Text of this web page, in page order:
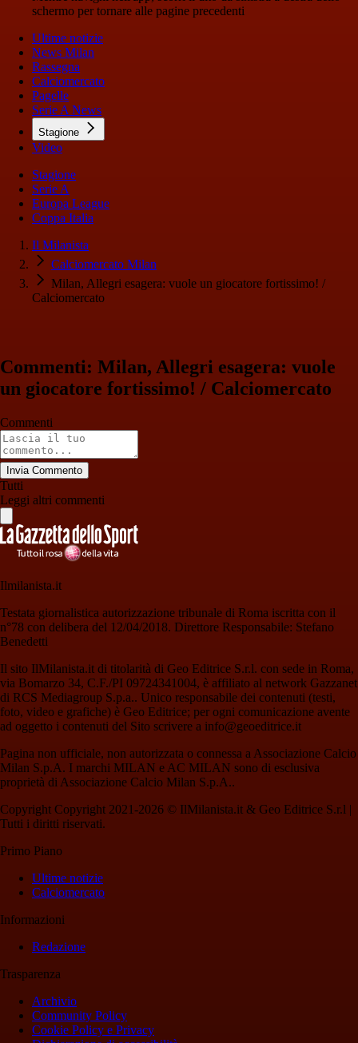
schermo per tornare alle pagine precedenti
Ultime notizie
News Milan
Rassegna
Calciomercato
Pagelle
Serie A News
Stagione
Video
Stagione
Serie A
Europa League
Coppa Italia
Il Milanista
Calciomercato Milan
Milan, Allegri esagera: vuole un giocatore fortissimo! /
Calciomercato
Commenti: Milan, Allegri esagera: vuole
un giocatore fortissimo! / Calciomercato
Commenti
Invia Commento
Tutti
Leggi altri commenti
Ilmilanista.it
Testata giornalistica autorizzazione tribunale di Roma iscritta con il
n°78 con delibera del 12/04/2018. Direttore Responsabile: Stefano
Benedetti
Il sito IlMilanista.it di titolarità di Geo Editrice S.r.l. con sede in Roma,
via Bomarzo 34, C.F./PI 09724341004, è affiliato al network Gazzanet
di RCS Mediagroup S.p.a.. Unico responsabile dei contenuti (testi,
foto, video e grafiche) è Geo Editrice; per ogni comunicazione avente
ad oggetto i contenuti del Sito scrivere a info@geoeditrice.it
Pagina non ufficiale, non autorizzata o connessa a Associazione Calcio
Milan S.p.A. I marchi MILAN e AC MILAN sono di esclusiva
proprietà di Associazione Calcio Milan S.p.A..
Copyright Copyright 2021-2026 © IlMilanista.it & Geo Editrice S.r.l |
Tutti i diritti riservati.
Primo Piano
Ultime notizie
Calciomercato
Informazioni
Redazione
Trasparenza
Archivio
Community Policy
Cookie Policy e Privacy